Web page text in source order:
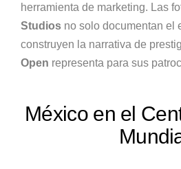
herramienta de marketing. Las
Studios no solo documentan el
construyen la narrativa de
Open representa para sus
México en el